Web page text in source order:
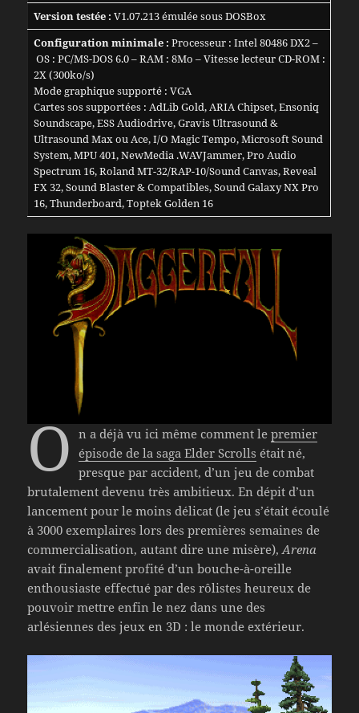
Version testée : V1.07.213 émulée sous DOSBox
Configuration minimale : Processeur : Intel 80486 DX2 –
OS : PC/MS-DOS 6.0 – RAM : 8Mo – Vitesse lecteur CD-ROM :
2X (300ko/s)
Mode graphique supporté : VGA
Cartes sos supportées : AdLib Gold, ARIA Chipset, Ensoniq
Soundscape, ESS Audiodrive, Gravis Ultrasound &
Ultrasound Max ou Ace, I/O Magic Tempo, Microsoft Sound
System, MPU 401, NewMedia .WAVJammer, Pro Audio
Spectrum 16, Roland MT-32/RAP-10/Sound Canvas, Reveal
FX 32, Sound Blaster & Compatibles, Sound Galaxy NX Pro
16, Thunderboard, Toptek Golden 16
O n a déjà vu ici même comment le premier
épisode de la saga Elder Scrolls était né,
presque par accident, d’un jeu de combat
brutalement devenu très ambitieux. En dépit d’un
lancement pour le moins délicat (le jeu s’était écoulé
à 3000 exemplaires lors des premières semaines de
commercialisation, autant dire une misère),Arena
avait finalement profité d’un bouche-à-oreille
enthousiaste effectué par des rôlistes heureux de
pouvoir mettre enfin le nez dans une des
arlésiennes des jeux en 3D : le monde extérieur.